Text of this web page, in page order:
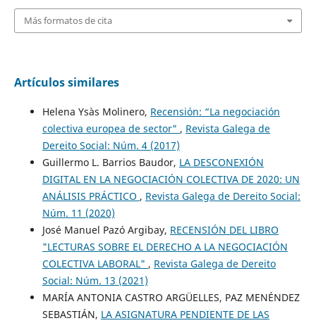
Más formatos de cita
Artículos similares
Helena Ysàs Molinero, Recensión: “La negociación
colectiva europea de sector" , Revista Galega de
Dereito Social: Núm. 4 (2017)
Guillermo L. Barrios Baudor, LA DESCONEXIÓN
DIGITAL EN LA NEGOCIACIÓN COLECTIVA DE 2020: UN
ANÁLISIS PRÁCTICO , Revista Galega de Dereito Social:
Núm. 11 (2020)
José Manuel Pazó Argibay, RECENSIÓN DEL LIBRO
"LECTURAS SOBRE EL DERECHO A LA NEGOCIACIÓN
COLECTIVA LABORAL" , Revista Galega de Dereito
Social: Núm. 13 (2021)
MARÍA ANTONIA CASTRO ARGÜELLES, PAZ MENÉNDEZ
SEBASTIÁN, LA ASIGNATURA PENDIENTE DE LAS